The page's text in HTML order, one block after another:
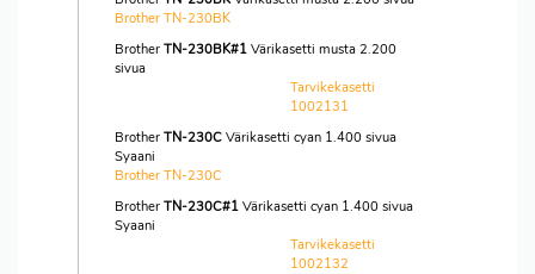
Brother TN-230BK
Brother TN-230BK#1 Värikasetti musta 2.200
sivua
Tarvikekasetti
1002131
Brother TN-230C Värikasetti cyan 1.400 sivua
Syaani
Brother TN-230C
Brother TN-230C#1 Värikasetti cyan 1.400 sivua
Syaani
Tarvikekasetti
1002132